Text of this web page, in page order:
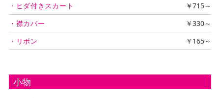
・ヒダ付きスカート
￥715～
・襟カバー
￥330～
・リボン
￥165～
小物